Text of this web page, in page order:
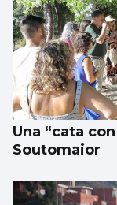
Una “cata
Soutomaior